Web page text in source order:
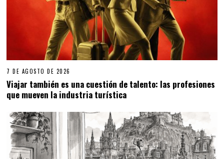
7 DE AGOSTO DE 2026
Viajar también es una cuestión de talento: las profesiones
que mueven la industria turística